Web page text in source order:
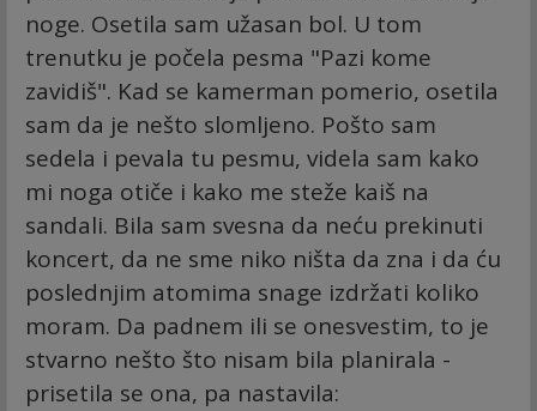
noge. Osetila sam užasan bol. U tom
trenutku je počela pesma "Pazi kome
zavidiš". Kad se kamerman pomerio, osetila
sam da je nešto slomljeno. Pošto sam
sedela i pevala tu pesmu, videla sam kako
mi noga otiče i kako me steže kaiš na
sandali. Bila sam svesna da neću prekinuti
koncert, da ne sme niko ništa da zna i da ću
poslednjim atomima snage izdržati koliko
moram. Da padnem ili se onesvestim, to je
stvarno nešto što nisam bila planirala -
prisetila se ona, pa nastavila: